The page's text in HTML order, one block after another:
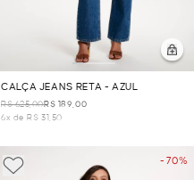
CALÇA JEANS RETA - AZUL
R$ 625,00R$ 189,00
6x de R$ 31,50
- 70%